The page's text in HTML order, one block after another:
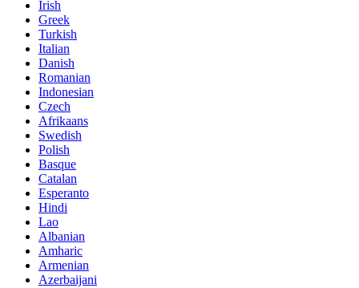
Irish
Greek
Turkish
Italian
Danish
Romanian
Indonesian
Czech
Afrikaans
Swedish
Polish
Basque
Catalan
Esperanto
Hindi
Lao
Albanian
Amharic
Armenian
Azerbaijani